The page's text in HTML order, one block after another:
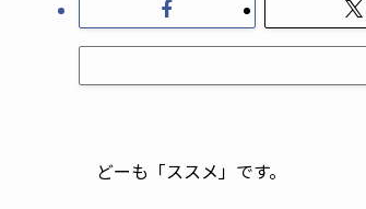
どーも「ススメ」です。